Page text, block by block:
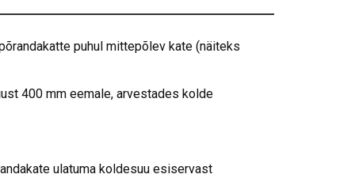
puhul mittepõlev kate (näiteks
400 mm eemale, arvestades kolde
ulatuma koldesuu esiservast